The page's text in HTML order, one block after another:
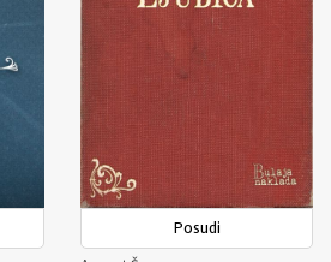
Posudi